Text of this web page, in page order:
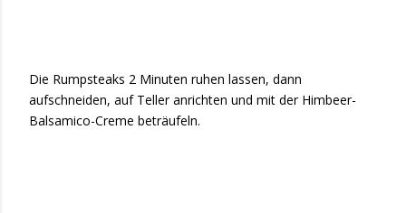
Die Rumpsteaks 2 Minuten ruhen lassen, dann
aufschneiden, auf Teller anrichten und mit der Himbeer-
Balsamico-Creme beträufeln.